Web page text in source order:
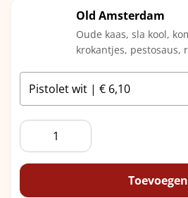
Old Amsterdam
Oude kaas, sla kool,
krokantjes, pestosaus,
Old
Amsterdam
aantal
Toevoegen